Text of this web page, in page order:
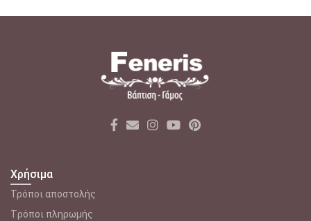
Χρήσιμα
Τρόποι αποστολής
Tρόποι πληρωμής